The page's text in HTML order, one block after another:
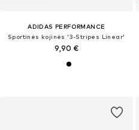
ADIDAS PERFORMANCE
Sportinės kojinės '3-Stripes Linear'
9,90 €